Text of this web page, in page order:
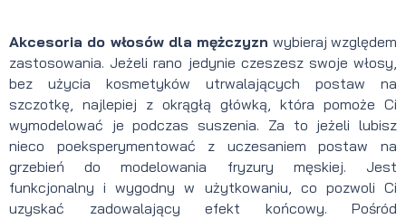
Akcesoria do włosów dla mężczyzn wybieraj względem
zastosowania. Jeżeli rano jedynie czeszesz swoje włosy,
bez użycia kosmetyków utrwalających postaw na
szczotkę, najlepiej z okrągłą główką, która pomoże Ci
wymodelować je podczas suszenia. Za to jeżeli lubisz
nieco poeksperymentować z uczesaniem postaw na
grzebień do modelowania fryzury męskiej. Jest
funkcjonalny i wygodny w użytkowaniu, co pozwoli Ci
uzyskać zadowalający efekt końcowy. Pośród